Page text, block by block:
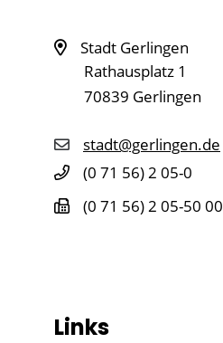
Stadt Gerlingen
Rathausplatz 1
70839 Gerlingen
stadt@gerlingen.de
(0 71 56) 2 05-0
(0 71 56) 2 05-50 00
Links